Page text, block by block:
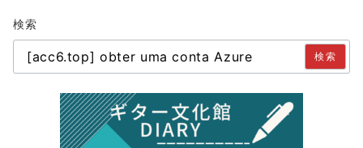
検索
検索